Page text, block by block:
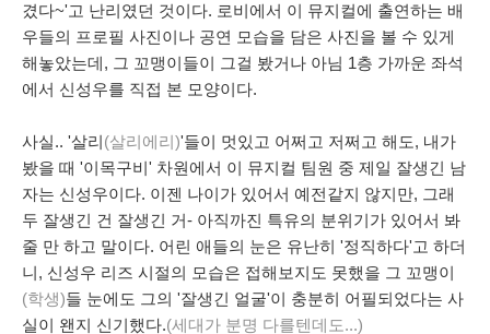
겼다~'고 난리였던 것이다. 로비에서 이 뮤지컬에 출연하는 배
우들의 프로필 사진이나 공연 모습을 담은 사진을 볼 수 있게
해놓았는데, 그 꼬맹이들이 그걸 봤거나 아님 1층 가까운 좌석
에서 신성우를 직접 본 모양이다.
사실.. '살리 (살리에리)'들이 멋있고 어쩌고 저쩌고 해도, 내가
봤을 때 '이목구비' 차원에서 이 뮤지컬 팀원 중 제일 잘생긴 남
자는 신성우이다. 이젠 나이가 있어서 예전같지 않지만, 그래
두 잘생긴 건 잘생긴 거- 아직까진 특유의 분위기가 있어서 봐
줄 만 하고 말이다. 어린 애들의 눈은 유난히 '정직하다'고 하더
니, 신성우 리즈 시절의 모습은 접해보지도 못했을 그 꼬맹이
(학생)들 눈에도 그의 '잘생긴 얼굴'이 충분히 어필되었다는 사
실이 왠지 신기했다.(세대가 분명 다를텐데도...)